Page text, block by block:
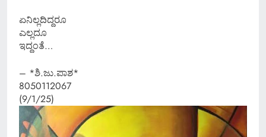
ಏನಿಲ್ಲದಿದ್ದರೂ
ಎಲ್ಲದೂ
ಇದ್ದಂತೆ…
– *ಶಿ.ಜು.ಪಾಶ*
8050112067
(9/1/25)